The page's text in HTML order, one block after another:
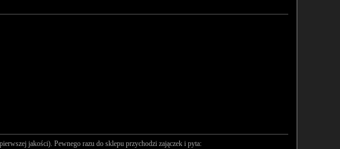
jakości). Pewnego razu do sklepu przychodzi zajączek i pyta: